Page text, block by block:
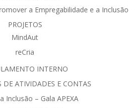
a Empregabilidade e a Inclusão
PROJETOS
MindAut
reCria
INTERNO
DE ATIVIDADES E CONTAS
Inclusão – Gala APEXA